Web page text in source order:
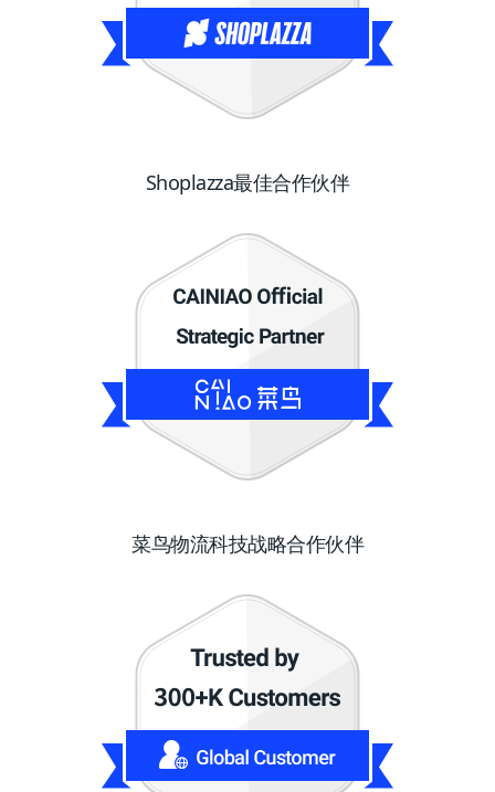
Shoplazza最佳合作伙伴
菜鸟物流科技战略合作伙伴